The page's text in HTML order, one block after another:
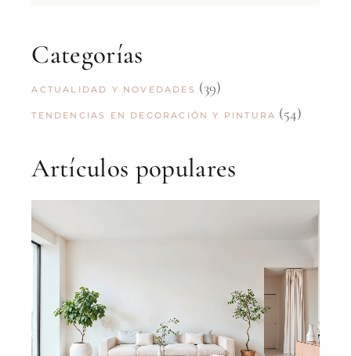
Categorías
ACTUALIDAD Y NOVEDADES (39)
TENDENCIAS EN DECORACIÓN Y PINTURA (54)
Artículos populares